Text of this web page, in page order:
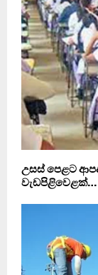
උසස් පෙළට
වැඩපිළි‍වෙළක්…